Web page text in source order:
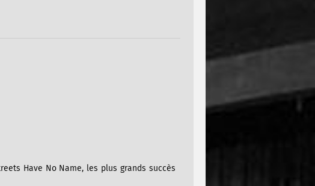
Have No Name, les plus grands succès